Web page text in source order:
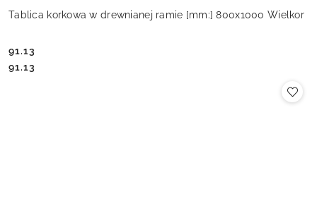
Tablica korkowa w drewnianej ramie [mm:] 800x1000 Wielkor
Cena:
91.13
Cena:
91.13